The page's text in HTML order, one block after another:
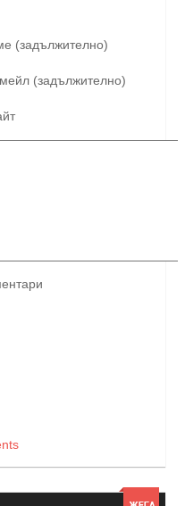
(задължително)
(задължително)